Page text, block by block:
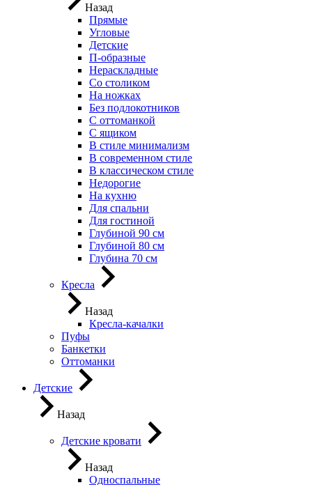
Назад
Прямые
Угловые
Детские
П-образные
Нераскладные
Со столиком
На ножках
Без подлокотников
С оттоманкой
С ящиком
В стиле минимализм
В современном стиле
В классическом стиле
Недорогие
На кухню
Для спальни
Для гостиной
Глубиной 90 см
Глубиной 80 см
Глубина 70 см
Кресла
Назад
Кресла-качалки
Пуфы
Банкетки
Оттоманки
Детские
Назад
Детские кровати
Назад
Односпальные